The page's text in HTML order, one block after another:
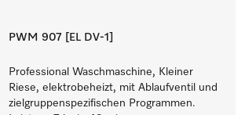
PWM 907 [EL DV-1]
Professional Waschmaschine, Kleiner
Riese, elektrobeheizt, mit Ablaufventil und
zielgruppenspezifischen Programmen.